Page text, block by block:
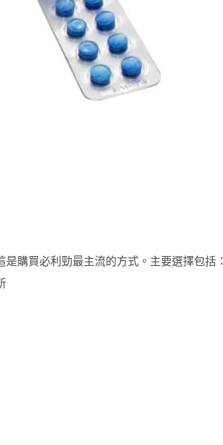
購買必利勁最主流的方式。主要選擇包括：